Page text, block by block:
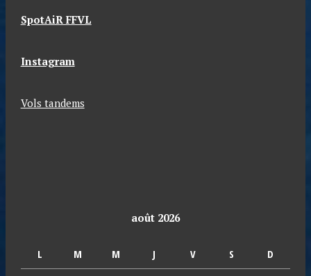
SpotAiR FFVL
Instagram
Vols tandems
août 2026
L M M J V S D